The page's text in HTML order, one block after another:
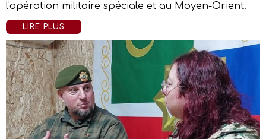
l'opération militaire spéciale et au Moyen-Orient.
LIRE PLUS